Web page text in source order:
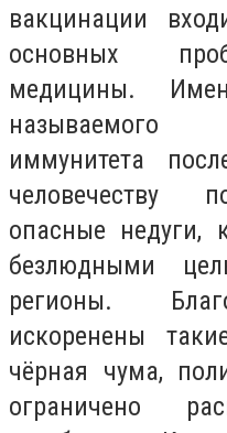
вакцинации
основных
медицины.
называемого
иммунитета
человечеству
опасные недуги,
безлюдными
регионы.
искоренены
чёрная чума,
ограничено